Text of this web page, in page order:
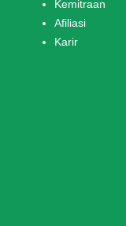
Kemitraan
Afiliasi
Karir